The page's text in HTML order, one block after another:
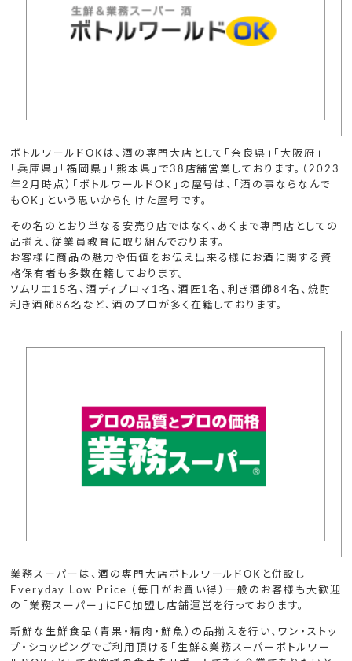
ボトルワールドOKは、酒の専門大店として「奈良県」「大阪府」
「兵庫県」「福岡県」「熊本県」で38店舗営業しております。（2023
年2月時点）「ボトルワールドOK」の屋号は、「酒の事ならなんで
もOK」という思いから付けた屋号です。
その名のとおり単なる安売り店ではなく、あくまで専門店としての
品揃え、従業員教育に取り組んでおります。
お客様に商品の魅力や価値をお伝え出来る様にお酒に関する資
格保有者も多数在籍しております。
ソムリエ15名、酒ディプロマ1名、酒匠1名、利き酒師84名、焼酎
利き酒師86名など、酒のプロが多く在籍しております。
業務スーパーは、酒の専門大店ボトルワールドOKと併設し
Everyday Low Price （毎日がお買い得）一般のお客様も大歓迎
の「業務スーパー」にFC加盟し店舗運営を行っております。
新鮮な生鮮食品（青果・精肉・鮮魚）の品揃えを行い、ワン・ストッ
プ・ショッピングでご利用頂ける「生鮮&業務ス―パーボトルワー